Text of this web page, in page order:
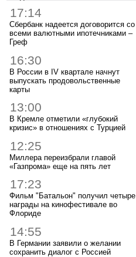
17:14
Сбербанк надеется договорится со
всеми валютными ипотечниками –
Греф
16:30
В России в IV квартале начнут
выпускать продовольственные
карты
13:00
В Кремле отметили «глубокий
кризис» в отношениях с Турцией
12:25
Миллера переизбрали главой
«Газпрома» еще на пять лет
17:23
Фильм "Батальон" получил четыре
награды на кинофестивале во
Флориде
14:55
В Германии заявили о желании
сохранить диалог с Россией